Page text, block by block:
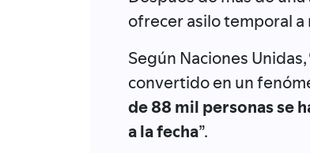
ofrecer asilo temporal
Según Naciones
convertido en un
de 88 mil personas se
a la fecha”.